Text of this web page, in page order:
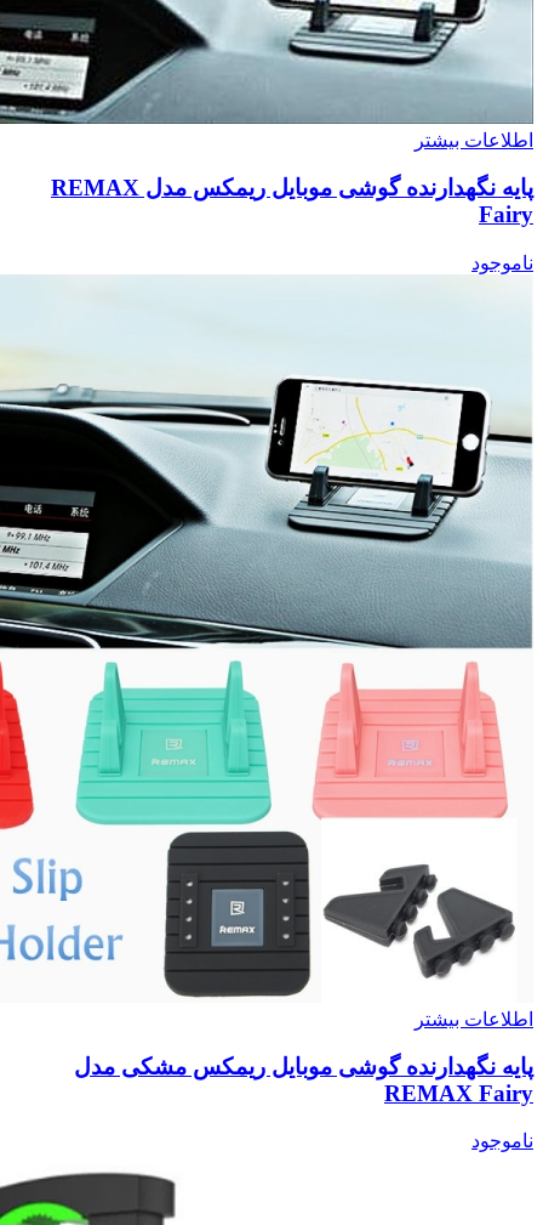
اطلاعات بیشتر
پایه نگهدارنده گوشی موبایل ریمکس مدل REMAX
Fairy
ناموجود
اطلاعات بیشتر
پایه نگهدارنده گوشی موبایل ریمکس مشکی مدل
REMAX Fairy
ناموجود